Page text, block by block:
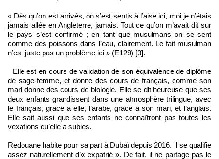
« Dès qu’on est arrivés, on s’est sentis à l’aise ici, moi je n’étais
jamais allée en Angleterre, jamais. Tout ce qu’on m’avait dit sur
le pays s’est confirmé ; en tant que musulmans on se sent
comme des poissons dans l’eau, clairement. Le fait musulman
n’est juste pas un problème ici » (E129) [3].
Elle est en cours de validation de son équivalence de diplôme
de sage‑femme, et donne des cours de français, comme son
mari donne des cours de biologie. Elle se dit heureuse que ses
deux enfants grandissent dans une atmosphère trilingue, avec
le français, grâce à elle, l’arabe, grâce à son mari, et l’anglais.
Elle sait aussi que ses enfants ne connaîtront pas toutes les
vexations qu’elle a subies.
Redouane habite pour sa part à Dubaï depuis 2016. Il se qualifie
assez naturellement d’« expatrié ». De fait, il ne partage pas le